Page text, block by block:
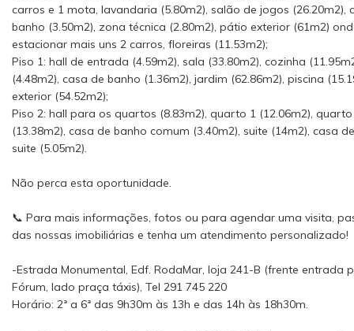
carros e 1 mota, lavandaria (5.80m2), salão de jogos (26.20m2),
banho (3.50m2), zona técnica (2.80m2), pátio exterior (61m2)
estacionar mais uns 2 carros, floreiras (11.53m2);
Piso 1: hall de entrada (4.59m2), sala (33.80m2), cozinha
(4.48m2), casa de banho (1.36m2), jardim (62.86m2), piscina
exterior (54.52m2);
Piso 2: hall para os quartos (8.83m2), quarto 1 (12.06m2),
(13.38m2), casa de banho comum (3.40m2), suite (14m2), casa
suite (5.05m2).
Não perca esta oportunidade.
📞 Para mais informações, fotos ou para agendar uma visita,
das nossas imobiliárias e tenha um atendimento personalizado!
-Estrada Monumental, Edf. RodaMar, loja 241-B (frente entrada
Fórum, lado praça táxis), Tel 291 745 220
Horário: 2ª a 6ª das 9h30m às 13h e das 14h às 18h30m.